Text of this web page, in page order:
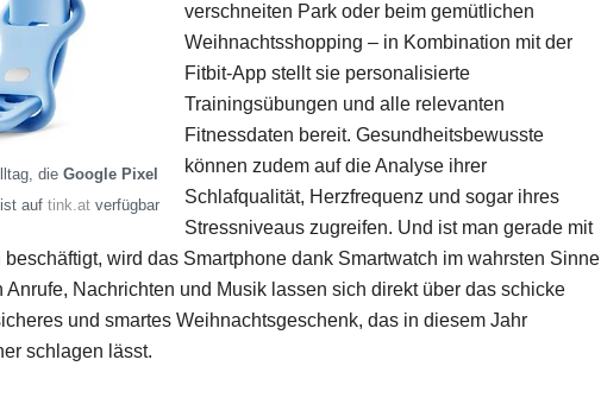
die Google Pixel
auf tink.atverfügbar
verschneiten Park oder beim gemütlichen
Weihnachtsshopping – in Kombination mit der
Fitbit-App stellt sie personalisierte
Trainingsübungen und alle relevanten
Fitnessdaten bereit. Gesundheitsbewusste
können zudem auf die Analyse ihrer
Schlafqualität, Herzfrequenz und sogar ihres
Stressniveaus zugreifen. Und ist man gerade mit
wird das Smartphone dank Smartwatch im wahrsten Sinne
Nachrichten und Musik lassen sich direkt über das schicke
und smartes Weihnachtsgeschenk, das in diesem Jahr
schlagen lässt.